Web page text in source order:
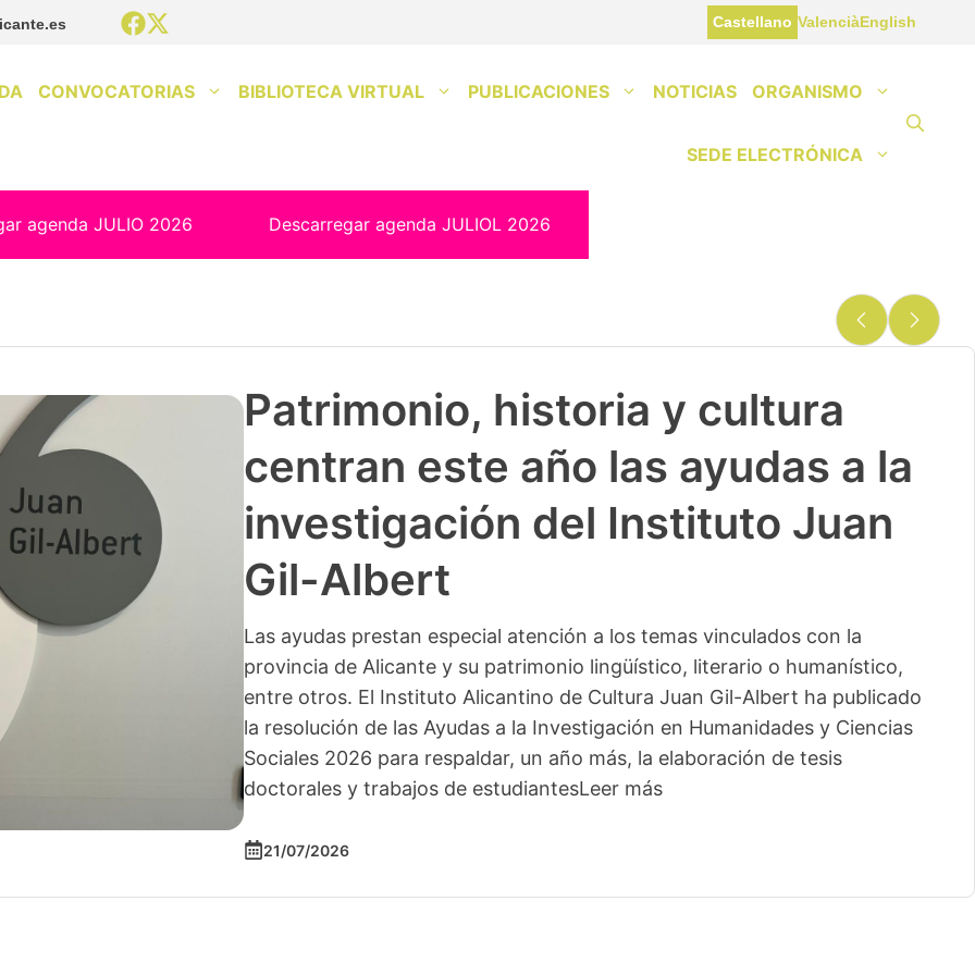
Castellano ValenciàEnglish
CONVOCATORIAS BIBLIOTECA VIRTUAL PUBLICACIONES NOTICIAS ORGANISMO
SEDE ELECTRÓNICA
agenda JULIO 2026 Descarregar agenda JULIOL 2026
Patrimonio, historia y cultura
centran este año las ayudas a la
investigación del Instituto Juan
Gil-Albert
Las ayudas prestan especial atención a los temas vinculados con la
provincia de Alicante y su patrimonio lingüístico, literario o humanístico,
entre otros. El Instituto Alicantino de Cultura Juan Gil-Albert ha publicado
la resolución de las Ayudas a la Investigación en Humanidades y Ciencias
Sociales 2026 para respaldar, un año más, la elaboración de tesis
doctorales y trabajos de estudiantesLeer más
21/07/2026